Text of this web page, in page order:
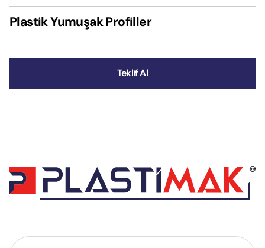
Plastik Yumuşak Profiller
Teklif Al